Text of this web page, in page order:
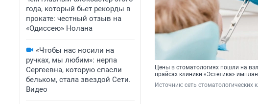
года, который бьет рекорды в
прокате: честный отзыв на
«Одиссею» Нолана
«Чтобы нас носили на
ручках, мы любим»: нерпа
Сергеевна, которую спасли
бельком, стала звездой Сети.
Видео
Цены в стоматологиях пошли на
прайсах клиники «Эстетика»
Источник: сеть стоматологических